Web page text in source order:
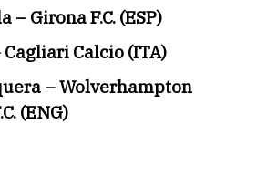
– Girona F.C. (ESP)
Calcio (ITA)
– Wolverhampton
(ENG)